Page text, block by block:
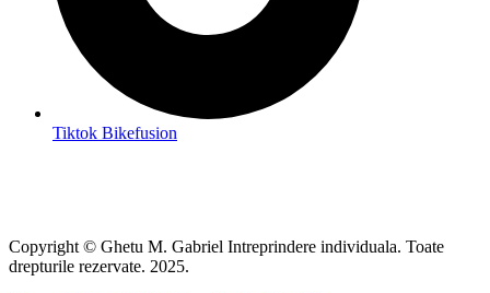
Tiktok Bikefusion
Copyright © Ghetu M. Gabriel Intreprindere individuala. Toate
drepturile rezervate. 2025.